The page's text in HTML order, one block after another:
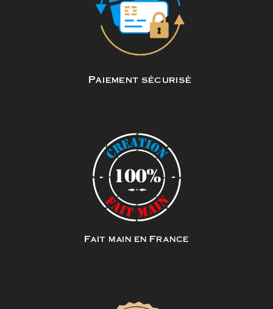
Paiement sécurisé
Fait main en France